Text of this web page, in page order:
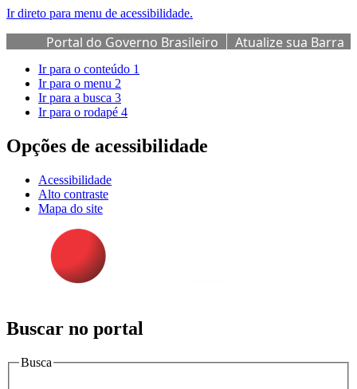
Ir direto para menu de acessibilidade.
Portal do Governo Brasileiro
Atualize sua Barra
de Governo
Ir para o conteúdo 1
Ir para o menu 2
Ir para a busca 3
Ir para o rodapé 4
Opções de acessibilidade
Acessibilidade
Alto contraste
Mapa do site
Buscar no portal
Busca